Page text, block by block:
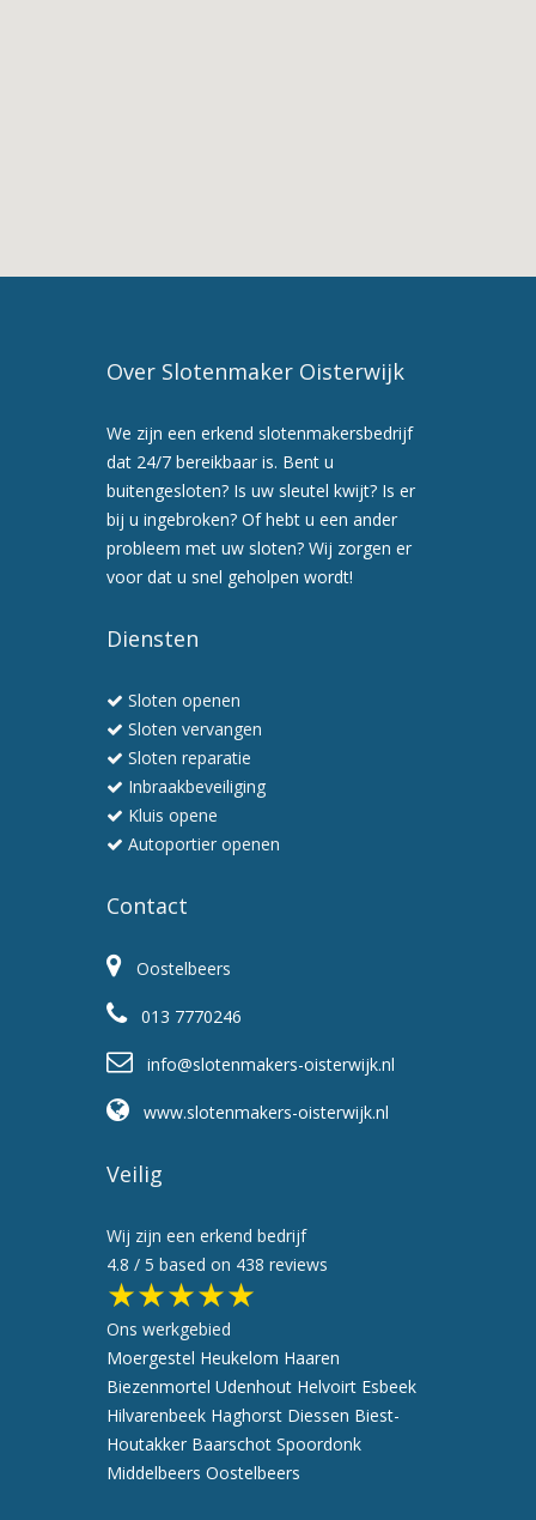
Slotenmaker
afspraak
preventiebezoek
professioneel
Over Slotenmaker Oisterwijk
We zijn een erkend slotenmakersbedrijf
dat 24/7 bereikbaar is. Bent u
buitengesloten? Is uw sleutel kwijt? Is er
bij u ingebroken? Of hebt u een ander
probleem met uw sloten? Wij zorgen er
voor dat u snel geholpen wordt!
Diensten
Sloten openen
Sloten vervangen
Sloten reparatie
Inbraakbeveiliging
Kluis opene
Autoportier openen
Contact
Oostelbeers
013 7770246
info@slotenmakers-oisterwijk.nl
www.slotenmakers-oisterwijk.nl
Veilig
Wij zijn een erkend bedrijf
4.8 / 5 based on 438 reviews
★★★★★
Ons werkgebied
Moergestel Heukelom Haaren
Biezenmortel Udenhout Helvoirt Esbeek
Hilvarenbeek Haghorst Diessen Biest-
Houtakker Baarschot Spoordonk
Middelbeers Oostelbeers